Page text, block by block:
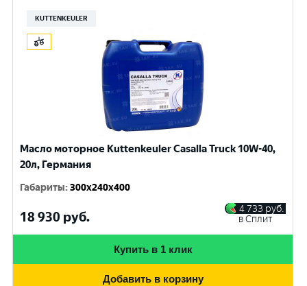
KUTTENKEULER
Масло моторное Kuttenkeuler Casalla Truck 10W-40,
20л, Германия
Габариты:300x240x400
18 930 руб.
4 733 руб.
в Сплит
Купить в 1 клик
Добавить в корзину